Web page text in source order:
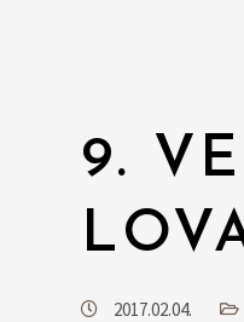
9.
2017.02.04.